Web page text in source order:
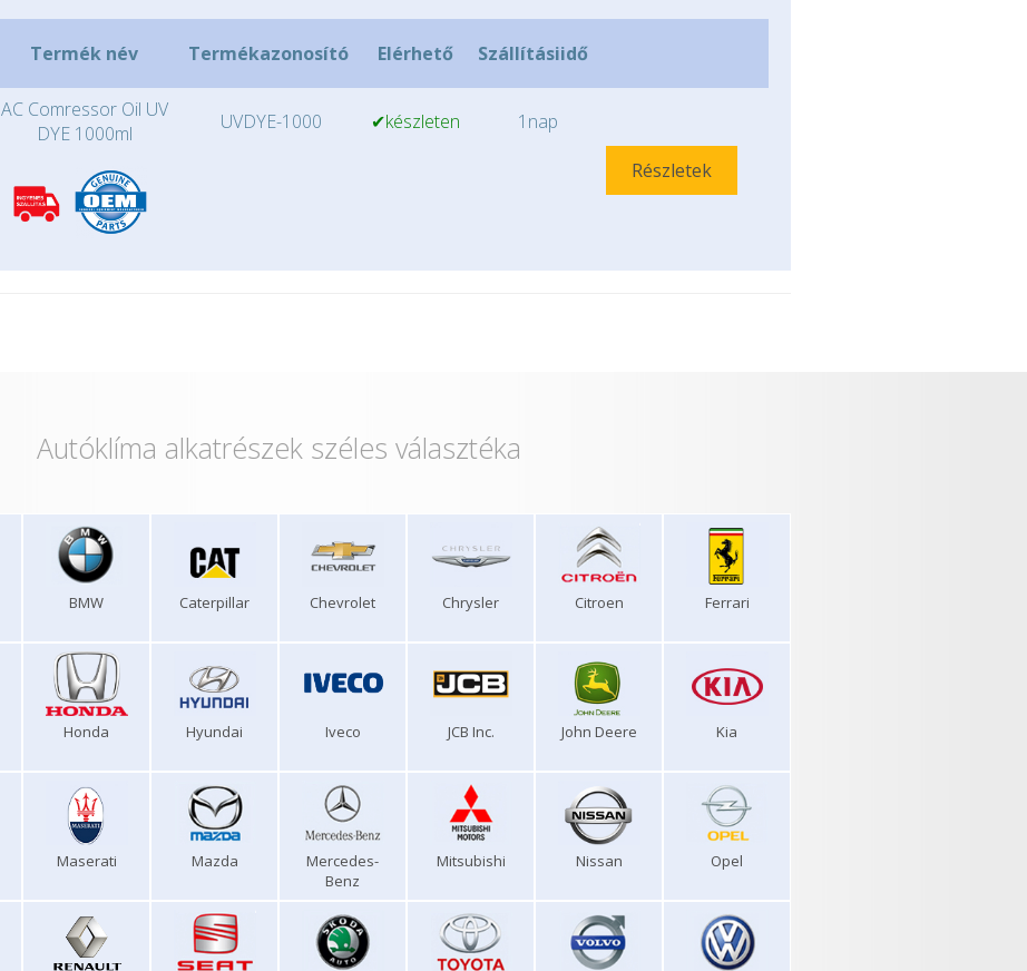
Termék név Termékazonosító Elérhető Szállításiidő
AC Comressor Oil UV
DYE 1000ml
UVDYE-1000 ✔készleten
1nap
Részletek
Autóklíma alkatrészek széles választéka
BMW Caterpillar Chevrolet Chrysler Citroen Ferrari
Honda Hyundai Iveco JCB Inc. John Deere Kia
Maserati Mazda
Mercedes-
Benz
Mitsubishi Nissan Opel